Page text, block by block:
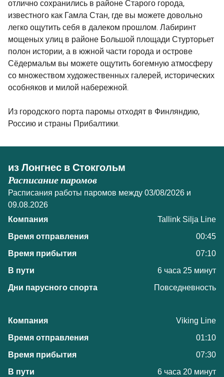
отлично сохранились в районе Старого города,
известного как Гамла Стан, где вы можете довольно
легко ощутить себя в далеком прошлом. Лабиринт
мощеных улиц в районе Большой площади Стурторьет
полон истории, а в южной части города и острове
Сёдермальм вы можете ощутить богемную атмосферу
со множеством художественных галерей, исторических
особняков и милой набережной.
Из городского порта паромы отходят в Финляндию,
Россию и страны Прибалтики.
из Лонгнес в Стокгольм
Расписание паромов
Расписания работы паромов между 03/08/2026 и
09.08.2026
Tallink Silja Line
00:45
07:10
6 часа 25 минут
Повседневность
Viking Line
01:10
07:30
6 часа 20 минут